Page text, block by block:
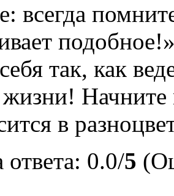
всегда
так, как
Начните
в
0.0/5